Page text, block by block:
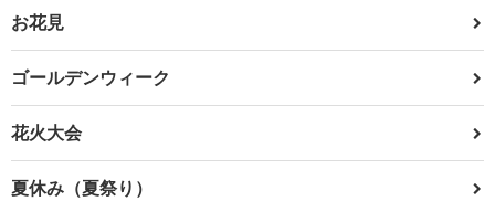
お花見
ゴールデンウィーク
花火大会
夏休み（夏祭り）